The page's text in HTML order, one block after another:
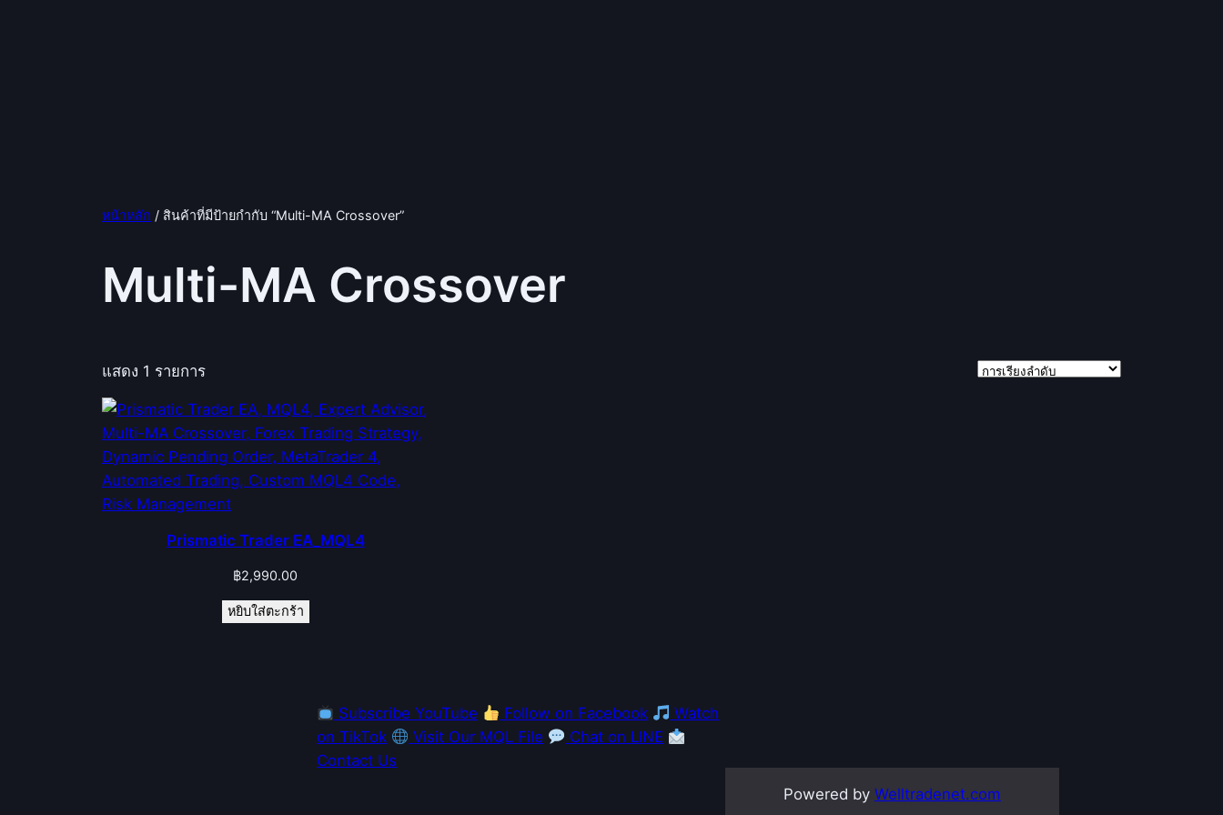
หน้าหลัก / สินค้าที่มีป้ายกำกับ “Multi-MA Crossover”
Multi-MA Crossover
แสดง 1 รายการ
Prismatic Trader EA_MQL4
฿2,990.00
หยิบใส่ตะกร้า
Subscribe YouTube Follow on Facebook
Watch
on TikTok
Visit Our MQL File
Chat on LINE
Contact Us
Powered by Welltradenet.com